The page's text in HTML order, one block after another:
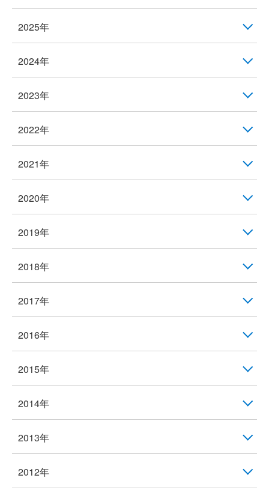
2025年
2024年
2023年
2022年
2021年
2020年
2019年
2018年
2017年
2016年
2015年
2014年
2013年
2012年